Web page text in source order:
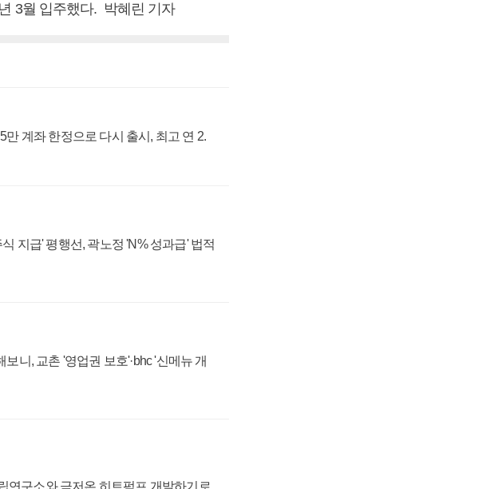
3월 입주했다. 박혜린 기자
만 계좌 한정으로 다시 출시, 최고 연 2.
지급' 평행선, 곽노정 'N% 성과급' 법적
니, 교촌 '영업권 보호'·bhc '신메뉴 개
연구소와 극저온 히트펌프 개발하기로